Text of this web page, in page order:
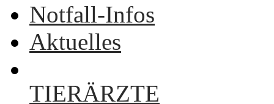
Notfall-Infos
Aktuelles
TIERÄRZTE